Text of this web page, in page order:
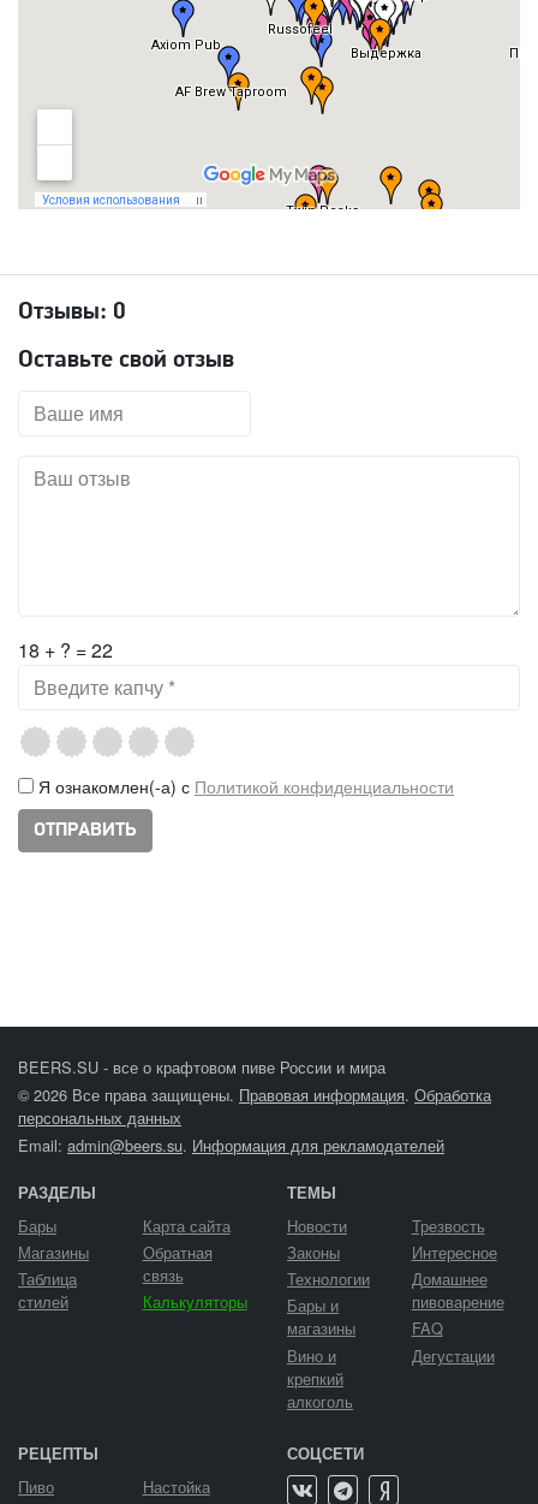
Отзывы: 0
Оставьте свой отзыв
18 + ? = 22
Я ознакомлен(-а) с Политикой конфиденциальности
BEERS.SU - все о крафтовом пиве России и мира
© 2026 Все права защищены. Правовая информация. Обработка
персональных данных
Email: admin@beers.su. Информация для рекламодателей
РАЗДЕЛЫ
Бары
Магазины
Таблица
стилей
Карта сайта
Обратная
связь
Калькуляторы
ТЕМЫ
Новости
Законы
Технологии
Бары и
магазины
Вино и
крепкий
алкоголь
Трезвость
Интересное
Домашнее
пивоварение
FAQ
Дегустации
РЕЦЕПТЫ
Пиво
Настойка
СОЦСЕТИ